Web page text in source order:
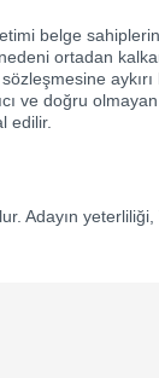
belge
ortadan
ve doğru
edilir.
Adayın